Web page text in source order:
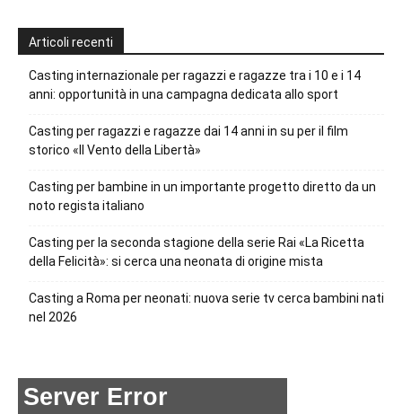
Articoli recenti
Casting internazionale per ragazzi e ragazze tra i 10 e i 14
anni: opportunità in una campagna dedicata allo sport
Casting per ragazzi e ragazze dai 14 anni in su per il film
storico «Il Vento della Libertà»
Casting per bambine in un importante progetto diretto da un
noto regista italiano
Casting per la seconda stagione della serie Rai «La Ricetta
della Felicità»: si cerca una neonata di origine mista
Casting a Roma per neonati: nuova serie tv cerca bambini nati
nel 2026